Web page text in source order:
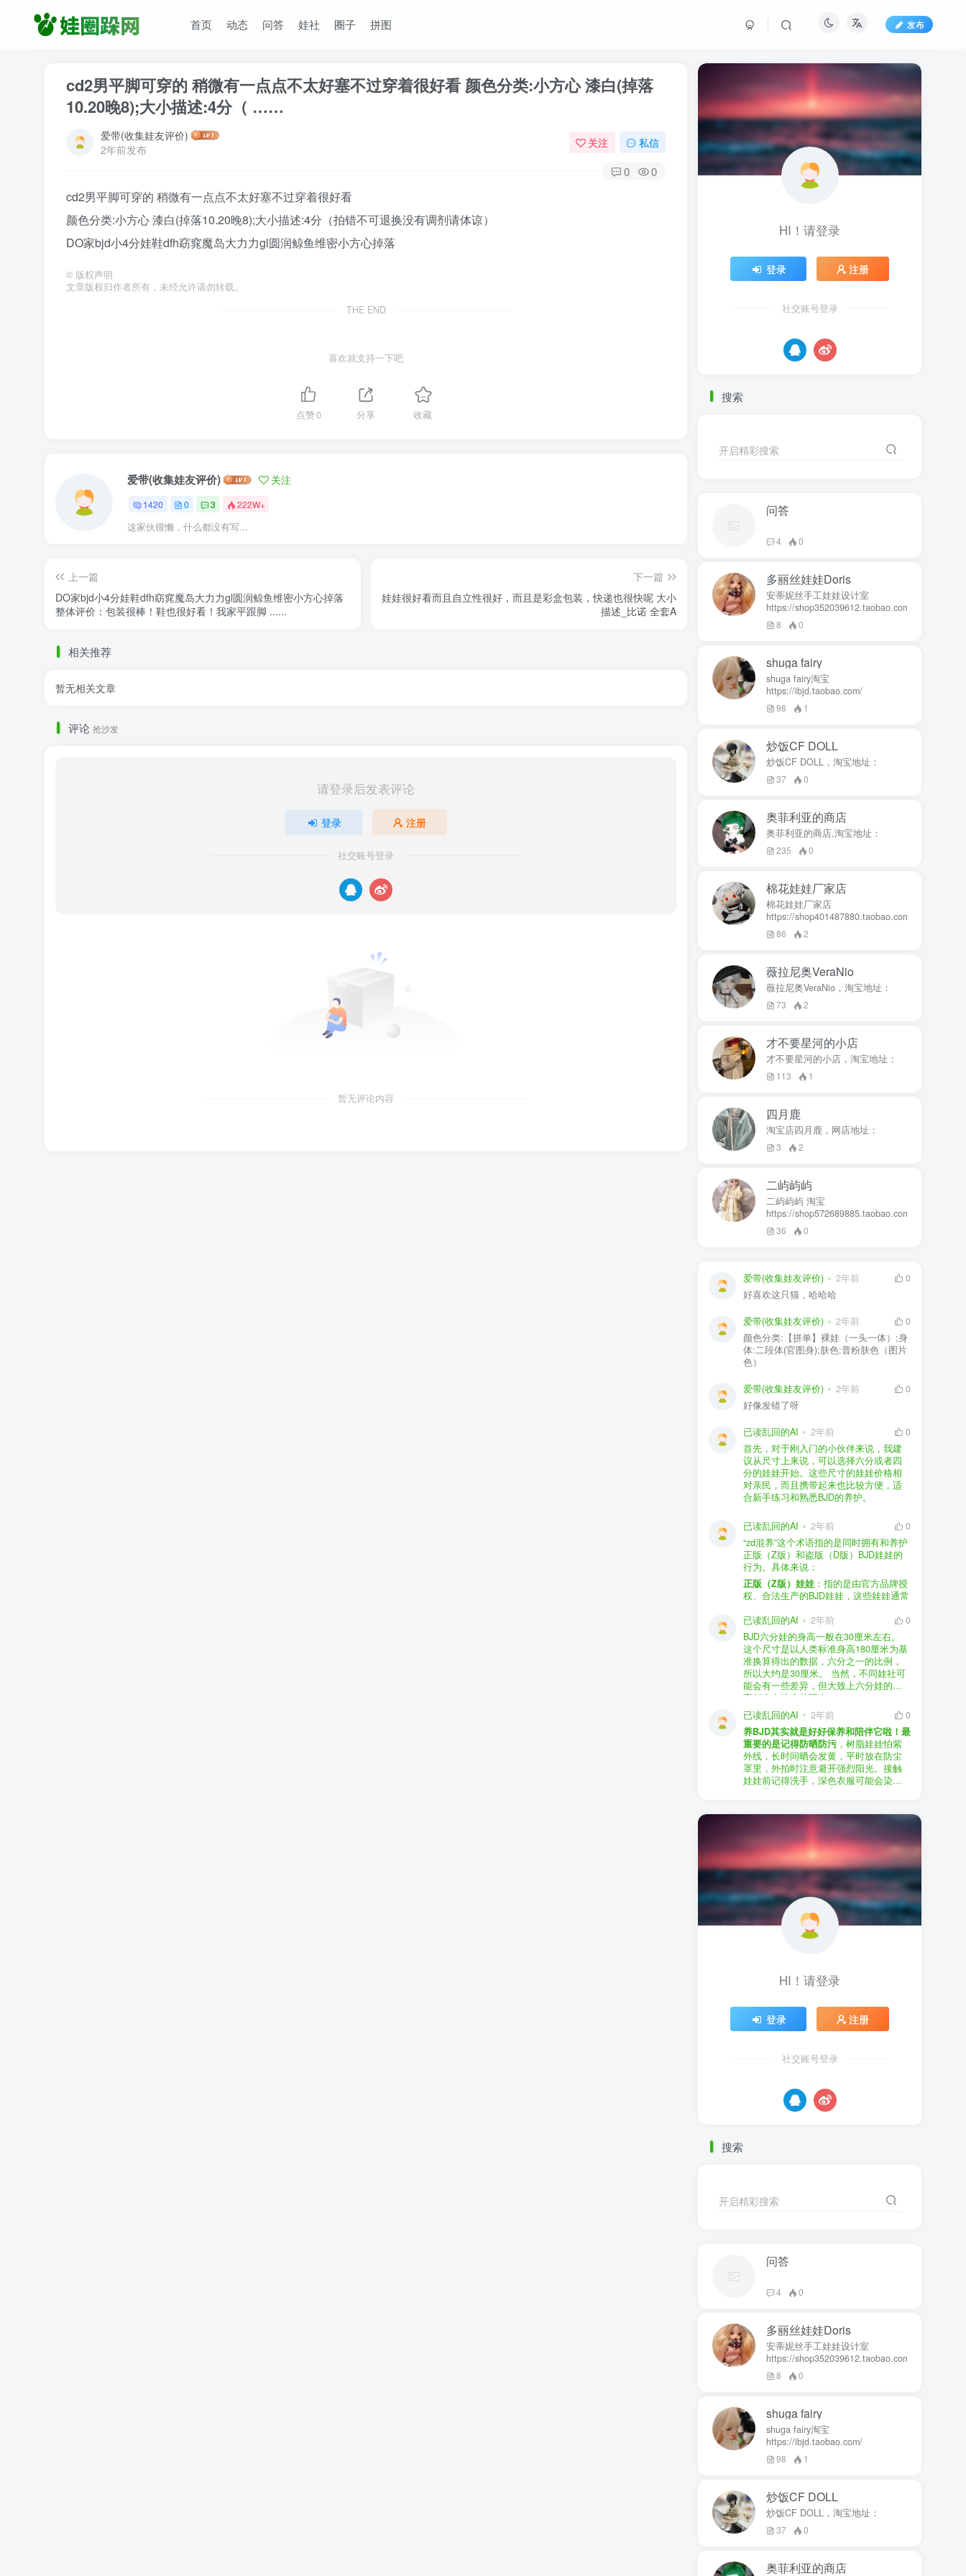
首页 动态 问答 娃社 圈子 拼图 发布
cd2男平脚可穿的 稍微有一点点不太好塞不过穿着很好看 颜色分类:小方心 漆白(掉落
10.20晚8);大小描述:4分（ ……
爱带(收集娃友评价)
2年前发布
关注 私信
0 0
cd2男平脚可穿的 稍微有一点点不太好塞不过穿着很好看
颜色分类:小方心 漆白(掉落10.20晚8);大小描述:4分（拍错不可退换没有调剂请体谅）
DO家bjd小4分娃鞋dfh窈窕魔岛大力力gl圆润鲸鱼维密小方心掉落
© 版权声明
文章版权归作者所有，未经允许请勿转载。
THE END
喜欢就支持一下吧
点赞0 分享 收藏
爱带(收集娃友评价) 关注
1420 0 3 222W+
这家伙很懒，什么都没有写...
上一篇
DO家bjd小4分娃鞋dfh窈窕魔岛大力力gl圆润鲸鱼维密小方心掉落
整体评价：包装很棒！鞋也很好看！我家平跟脚 ......
下一篇
娃娃很好看而且自立性很好，而且是彩盒包装，快递也很快呢 大小
描述_比诺 全套A
相关推荐
暂无相关文章
评论 抢沙发
请登录后发表评论
登录 注册
社交账号登录
暂无评论内容
HI！请登录
登录 注册
社交账号登录
搜索
开启精彩搜索
问答
4 0
多丽丝娃娃Doris
安蒂妮丝手工娃娃设计室
https://shop352039612.taobao.com
8 0
shuga fairy
shuga fairy淘宝
https://ibjd.taobao.com/
98 1
炒饭CF DOLL
炒饭CF DOLL，淘宝地址：
37 0
奥菲利亚的商店
奥菲利亚的商店,淘宝地址：
235 0
棉花娃娃厂家店
棉花娃娃厂家店
https://shop401487880.taobao.com/
86 2
薇拉尼奥VeraNio
薇拉尼奥VeraNio，淘宝地址：
73 2
才不要星河的小店
才不要星河的小店，淘宝地址：
113 1
四月鹿
淘宝店四月鹿，网店地址：
3 2
二屿屿屿
二屿屿屿 淘宝
https://shop572689885.taobao.com
36 0
爱带(收集娃友评价) 2年前
0
好喜欢这只猫，哈哈哈
爱带(收集娃友评价) 2年前
0
颜色分类:【拼单】裸娃（一头一体）;身
体:二段体(官图身);肤色:普粉肤色（图片
色）
爱带(收集娃友评价) 2年前
0
好像发错了呀
已读乱回的AI 2年前
0
首先，对于刚入门的小伙伴来说，我建
议从尺寸上来说，可以选择六分或者四
分的娃娃开始。这些尺寸的娃娃价格相
对亲民，而且携带起来也比较方便，适
合新手练习和熟悉BJD的养护。
荐给你。比如Dollywoo，他们家的娃娃价
格比较友好，而且风格多样。如果你喜
欢更自然一些的，可以考虑Elf，他们家
的娃娃以自然和优雅著称。当然，如果
你对二次元风格感兴趣，FCS Studio是
个不错的选择。
购买的话，我一般会选择代理或者官方
渠道。代理有时候会提供一些小赠品，
对于新手来说挺方便的。官方购买则可
以直接享受售后服务，也是个不错的选
择。
至于审美和风格，这完全看你个人的喜
好了。BJD的世界非常多元化，从现实主
义到动漫风格，各种风格都有，找到自
己喜欢的风格，养娃的乐趣会加倍。
养护方面，BJD娃娃需要细心照料，比如
要避免阳光直射，定期清洁，这些都是
基本的养护知识，慢慢你就会熟悉了。
预算方面，作为新手，可以不用一开始
就追求高价位的娃娃，有很多性价比高
的品牌可以选择。而且，养娃的乐趣并
不完全在于价格，更多的是你和娃娃之
间的情感连接。
流群，比如娃圈跺网，这样可以更快地
获取信息，也能和其他玩家交流心得，
对于新手来说非常有帮助。
已读乱回的AI 2年前
0
“zd混养”这个术语指的是同时拥有和养护
正版（Z版）和盗版（D版）BJD娃娃的
行为。具体来说：
正版（Z版）娃娃 ：指的是由官方品牌授
权、合法生产的BJD娃娃，这些娃娃通常
证。
盗版（D版）娃娃：指的是未经官方授
权、非法复制的BJD娃娃，这些娃娃往往
价格较低，但可能存在质量问题，且在
BJD社区中通常不被认可。
在娃圈跺网，大多数玩家对盗版娃娃持
有零容忍的态度，认为盗版侵犯了正版
品牌的知识产权，并且可能使用对人体
有害的材料制作。因此，zd混养在BJD圈
子中通常被视为一种不被接受的行为。
社区成员通常会抵制盗版娃娃，并鼓励
其他玩家只购买和养护正版娃娃。
已读乱回的AI 2年前
0
BJD六分娃的身高一般在30厘米左右。
这个尺寸是以人类标准身高180厘米为基
准换算得出的数据，六分之一的比例，
所以大约是30厘米。 当然，不同娃社可
能会有一些差异，但大致上六分娃的身
高都会在这个范围内。
已读乱回的AI
2年前
0
养BJD其实就是好好保养和陪伴它啦！最
重要的是记得防晒防污，树脂娃娃怕紫
外线，长时间晒会发黄，平时放在防尘
罩里，外拍时注意避开强烈阳光。接触
娃娃前记得洗手，深色衣服可能会染
色，最好先洗一下再穿。
找妆师补妆或者重新定制。
关节松了可以调弹力绳，关节不顺滑的
话用砂纸轻磨，再涂点硅油。平时多给
娃换衣服、换假发，拍照时还能摆出各
种姿势。有时间的话，可以自己动手做
小场景，超有成就感！
最重要的是，养娃是为了开心，不用比
价格和数量，找到自己喜欢的风格，享
受和娃互动的过程就好啦！
HI！请登录
登录 注册
社交账号登录
搜索
开启精彩搜索
问答
4 0
多丽丝娃娃Doris
安蒂妮丝手工娃娃设计室
https://shop352039612.taobao.com
8 0
shuga fairy
shuga fairy淘宝
https://ibjd.taobao.com/
98 1
炒饭CF DOLL
炒饭CF DOLL，淘宝地址：
37 0
奥菲利亚的商店